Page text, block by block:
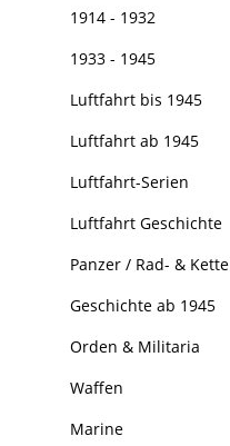
1914 - 1932
1933 - 1945
Luftfahrt bis 1945
Luftfahrt ab 1945
Luftfahrt-Serien
Luftfahrt Geschichte
Panzer / Rad- & Kette
Geschichte ab 1945
Orden & Militaria
Waffen
Marine